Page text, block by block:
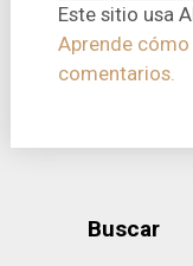
Este sitio usa
Aprende
comentarios.
Buscar